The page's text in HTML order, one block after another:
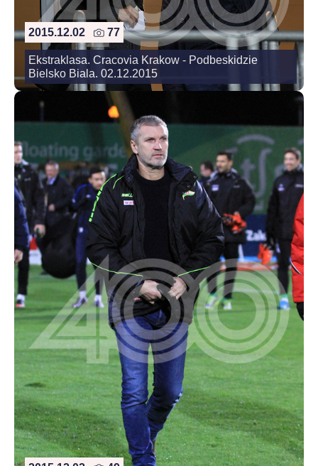
2015.12.02 77
Ekstraklasa. Cracovia Krakow - Podbeskidzie
Bielsko Biala. 02.12.2015